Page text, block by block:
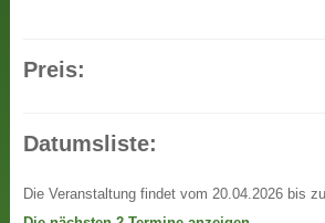
Preis:
Datumsliste:
Die Veranstaltung findet vom 20.04.2026 bis